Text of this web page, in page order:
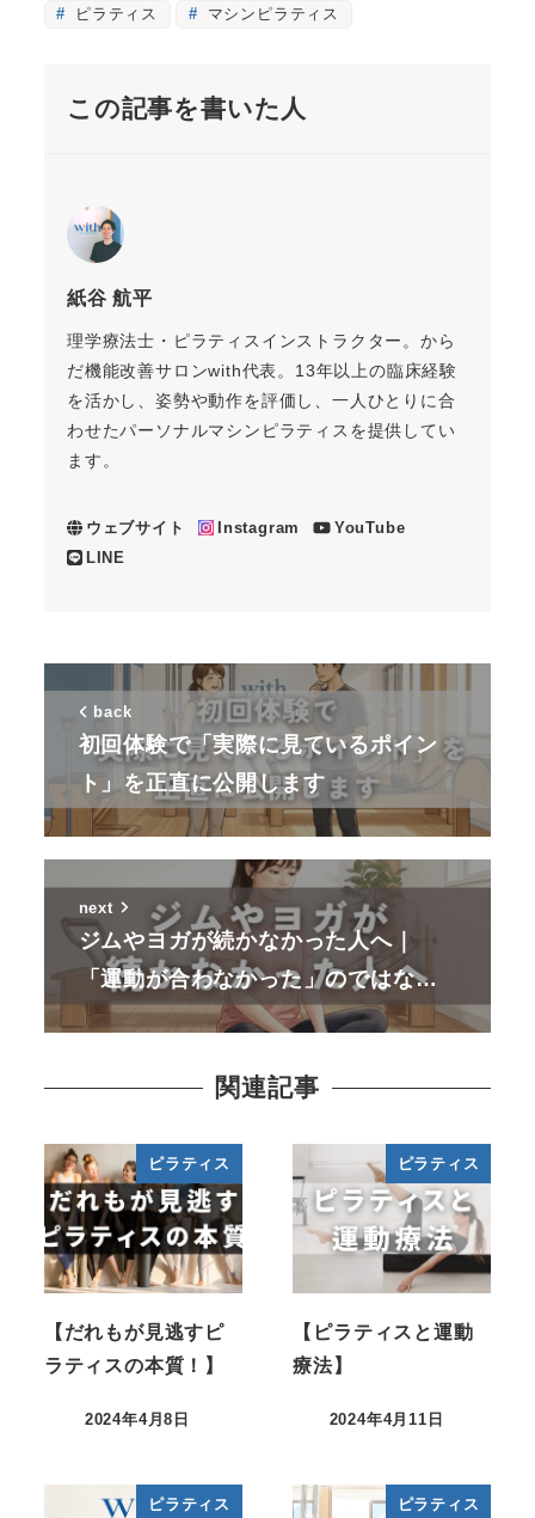
ピラティス マシンピラティス
この記事を書いた人
紙谷 航平
理学療法士・ピラティスインストラクター。から
だ機能改善サロンwith代表。13年以上の臨床経験
を活かし、姿勢や動作を評価し、一人ひとりに合
わせたパーソナルマシンピラティスを提供してい
ます。
ウェブサイト Instagram
YouTube
LINE
back
初回体験で「実際に見ているポイン
ト」を正直に公開します
next
ジムやヨガが続かなかった人へ｜
「運動が合わなかった」のではな…
関連記事
ピラティス
【だれもが見逃すピ
ラティスの本質！】
2024年4月8日
ピラティス
【ピラティスと運動
療法】
2024年4月11日
ピラティス ピラティス